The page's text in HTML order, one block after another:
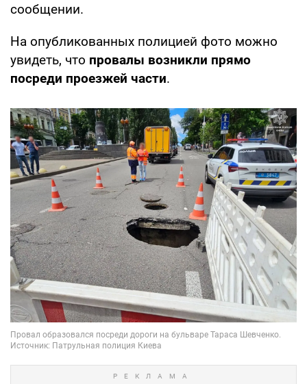
сообщении.
На опубликованных полицией фото можно
увидеть, что провалы возникли прямо
посреди проезжей части.